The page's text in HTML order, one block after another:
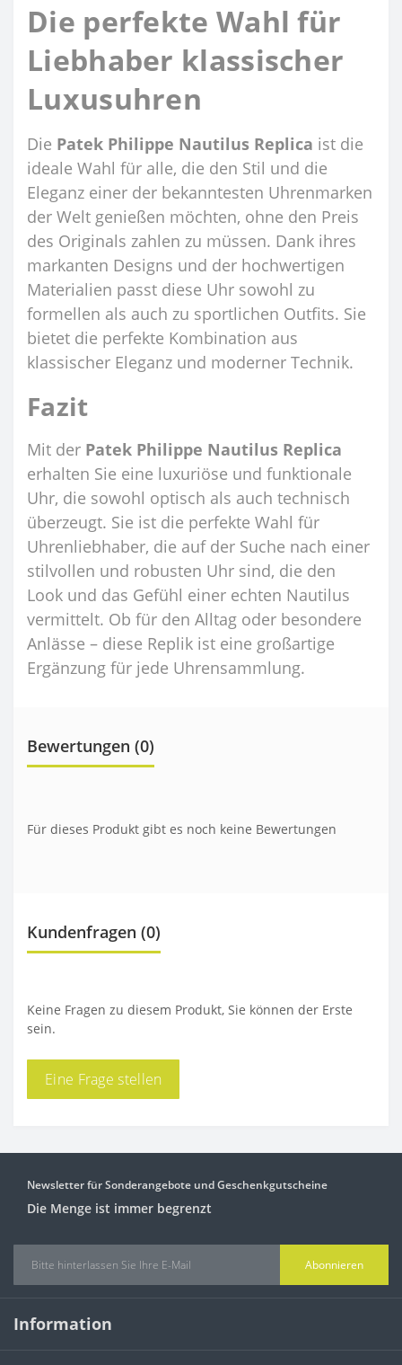
Die perfekte Wahl für
Liebhaber klassischer
Luxusuhren
Die Patek Philippe Nautilus Replica ist die
ideale Wahl für alle, die den Stil und die
Eleganz einer der bekanntesten Uhrenmarken
der Welt genießen möchten, ohne den Preis
des Originals zahlen zu müssen. Dank ihres
markanten Designs und der hochwertigen
Materialien passt diese Uhr sowohl zu
formellen als auch zu sportlichen Outfits. Sie
bietet die perfekte Kombination aus
klassischer Eleganz und moderner Technik.
Fazit
Mit der Patek Philippe Nautilus Replica
erhalten Sie eine luxuriöse und funktionale
Uhr, die sowohl optisch als auch technisch
überzeugt. Sie ist die perfekte Wahl für
Uhrenliebhaber, die auf der Suche nach einer
stilvollen und robusten Uhr sind, die den
Look und das Gefühl einer echten Nautilus
vermittelt. Ob für den Alltag oder besondere
Anlässe – diese Replik ist eine großartige
Ergänzung für jede Uhrensammlung.
Bewertungen (0)
Für dieses Produkt gibt es noch keine Bewertungen
Kundenfragen (0)
Keine Fragen zu diesem Produkt, Sie können der Erste
sein.
Eine Frage stellen
Newsletter für Sonderangebote und Geschenkgutscheine
Die Menge ist immer begrenzt
Abonnieren
Information